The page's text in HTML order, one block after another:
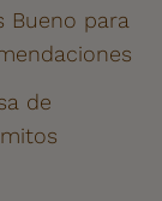
Bueno para
de